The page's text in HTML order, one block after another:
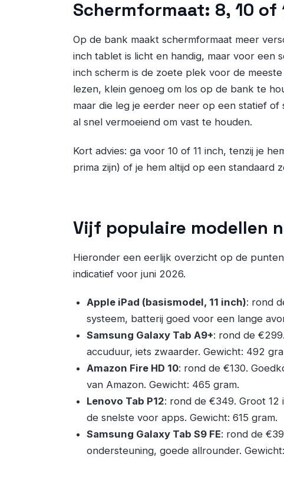
Schermformaat: 8, 10 of
Op de bank maakt schermformaat meer
inch tablet is licht en handig, maar voor een
inch scherm is de zoete plek voor de
lezen, klein genoeg om los op de bank te
maar die leg je eerder neer op een statief
al snel vermoeiend om vast te houden.
Kort advies: ga voor 10 of 11 inch, tenzij je
prima zijn) of je hem altijd op een standaard
Vijf populaire modellen
Hieronder een eerlijk overzicht op de
indicatief voor juni 2026.
Apple iPad (basismodel, 11 inch): rond
systeem, batterij goed voor een lange
Samsung Galaxy Tab A9+: rond de
accuduur, iets zwaarder. Gewicht: 492
Amazon Fire HD 10: rond de €130.
van Amazon. Gewicht: 465 gram.
Lenovo Tab P12: rond de €349. Groot
de snelste voor apps. Gewicht: 615 gram.
Samsung Galaxy Tab S9 FE: rond de
ondersteuning, goede allrounder.